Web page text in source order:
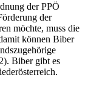
der PPÖ
der
möchte, muss die
können Biber
Biber gibt es